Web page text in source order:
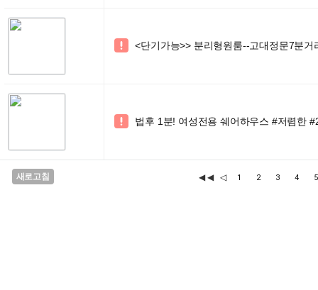
 <단기가능>> 분리형원룸--고대정문7분
 법후 1분! 여성전용 쉐어하우스 #저렴한
새로고침 ◀◀ ◁ 1 2 3 4